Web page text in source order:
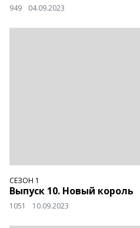
949 04.09.2023
СЕЗОН 1
Выпуск 10. Новый король
1051 10.09.2023